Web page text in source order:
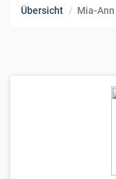
Übersicht Mia-Ann